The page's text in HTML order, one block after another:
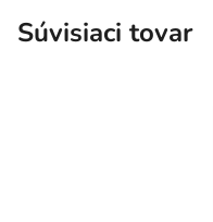
Súvisiaci tovar